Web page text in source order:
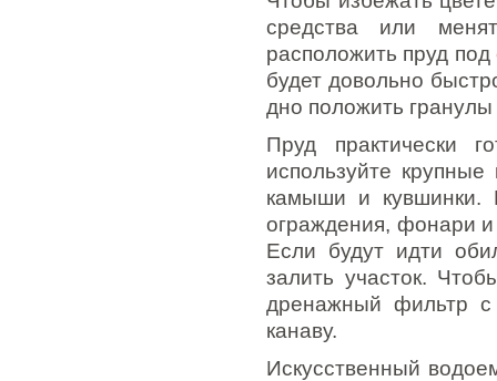
средства или
расположить пруд
будет довольно
дно положить
Пруд практически
используйте
камыши и кувшинки.
ограждения, фонари и
Если будут идти
залить участок.
дренажный фильтр с
канаву.
Искусственный